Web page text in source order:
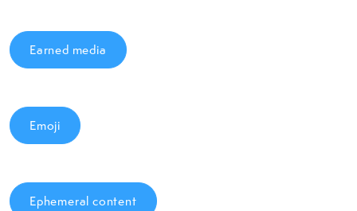
Earned media
Emoji
Ephemeral content